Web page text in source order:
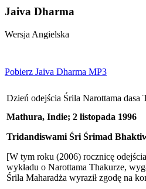
Jaiva Dharma
Wersja Angielska
Pobierz Jaiva Dharma MP3
Dzień odejścia Śrila Narottama dasa
Mathura, Indie; 2 listopada 1996
Tridandiswami Śri Śrimad
[W tym roku (2006) rocznicę
wykładu o Narottama Thakurze,
Śrila Maharadża wyraził zgodę na